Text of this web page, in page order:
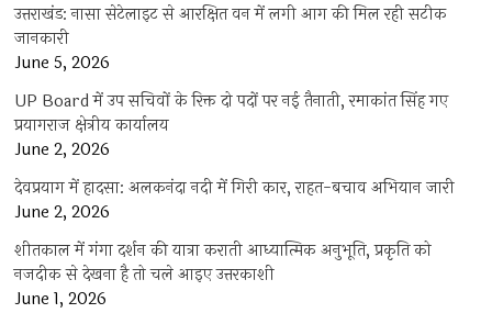
उत्तराखंड: नासा सेटेलाइट से आरक्षित वन में लगी आग की मिल रही सटीक
जानकारी
June 5, 2026
UP Board में उप सचिवों के रिक्त दो पदों पर नई तैनाती, रमाकांत सिंह गए
प्रयागराज क्षेत्रीय कार्यालय
June 2, 2026
देवप्रयाग में हादसा: अलकनंदा नदी में गिरी कार, राहत-बचाव अभियान जारी
June 2, 2026
शीतकाल में गंगा दर्शन की यात्रा कराती आध्यात्मिक अनुभूति, प्रकृति को
नजदीक से देखना है तो चले आइए उत्तरकाशी
June 1, 2026